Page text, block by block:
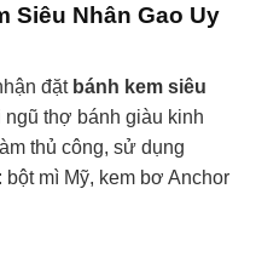
Siêu Nhân Gao Uy
đặt bánh kem siêu
thợ bánh giàu kinh
thủ công, sử dụng
mì Mỹ, kem bơ Anchor